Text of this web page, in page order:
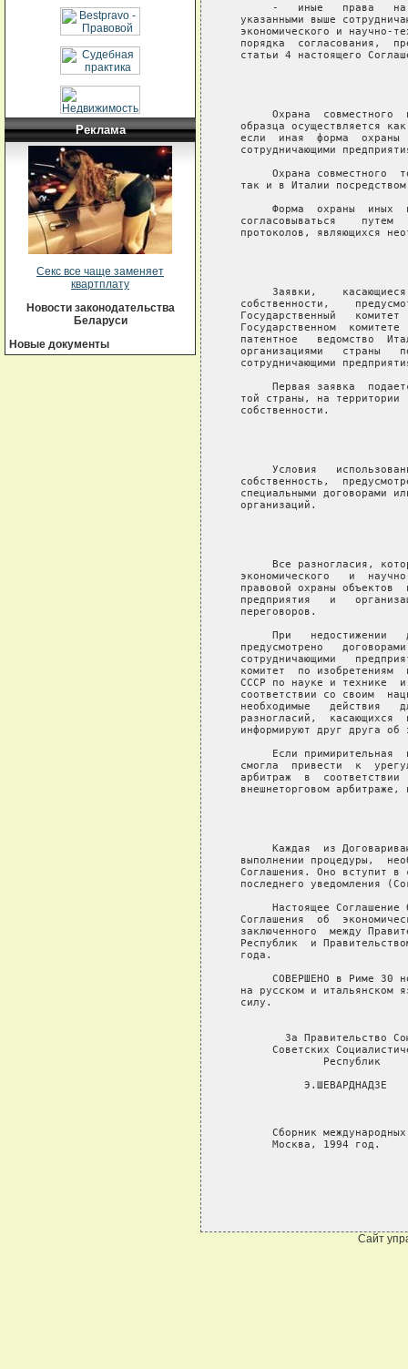
Реклама
Секс все чаще заменяет
квартплату
Новости законодательства
Беларуси
Новые документы
-   иные   права
указанными выше
экономического и научно-
порядка  согласования,
статьи 4 настоящего
Охрана  совместного
образца осуществляется
если  иная  форма  охраны
сотрудничающими
Охрана совместного
так и в Италии
Форма  охраны  иных
согласовываться    путем
протоколов, являющихся
Заявки,
собственности,
Государственный   комитет
Государственном  комитете
патентное   ведомство
организациями   страны
сотрудничающими
Первая заявка
той страны, на территории
   собственности.
Условия
собственность,
специальными договорами
   организаций.
Все разногласия,
экономического   и
правовой охраны объектов
предприятия   и
   переговоров.
При   недостижении
предусмотрено
сотрудничающими
комитет  по изобретениям
СССР по науке и технике
соответствии со своим
необходимые   действия
разногласий,  касающихся
информируют друг друга об
Если примирительная
смогла  привести  к
арбитраж  в  соответствии
внешнеторговом арбитраже,
Каждая  из
выполнении процедуры,
Соглашения. Оно вступит в
последнего уведомления
Настоящее Соглашение
Соглашения  об
заключенного  между
Республик  и
   года.
СОВЕРШЕНО в Риме 30
на русском и итальянском
   силу.
За Правительство
Советских
                Республик
Э.ШЕВАРДНАДЗЕ
Сборник
Сайт